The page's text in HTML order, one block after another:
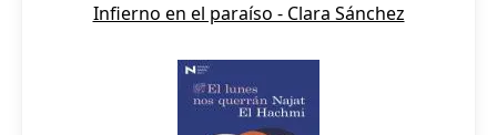
Infierno en el paraíso - Clara Sánchez